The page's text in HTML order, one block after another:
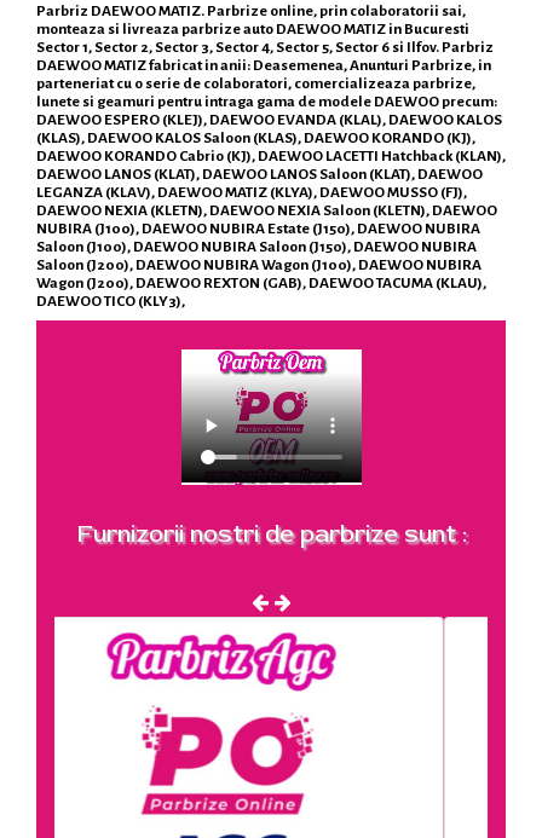
Parbriz DAEWOO MATIZ. Parbrize online, prin colaboratorii sai,
monteaza si livreaza parbrize auto DAEWOO MATIZ in Bucuresti
Sector 1, Sector 2, Sector 3, Sector 4, Sector 5, Sector 6 si Ilfov. Parbriz
DAEWOO MATIZ fabricat in anii: Deasemenea, Anunturi Parbrize, in
parteneriat cu o serie de colaboratori, comercializeaza parbrize,
lunete si geamuri pentru intraga gama de modele DAEWOO precum:
DAEWOO ESPERO (KLEJ), DAEWOO EVANDA (KLAL), DAEWOO KALOS
(KLAS), DAEWOO KALOS Saloon (KLAS), DAEWOO KORANDO (KJ),
DAEWOO KORANDO Cabrio (KJ), DAEWOO LACETTI Hatchback (KLAN),
DAEWOO LANOS (KLAT), DAEWOO LANOS Saloon (KLAT), DAEWOO
LEGANZA (KLAV), DAEWOO MATIZ (KLYA), DAEWOO MUSSO (FJ),
DAEWOO NEXIA (KLETN), DAEWOO NEXIA Saloon (KLETN), DAEWOO
NUBIRA (J100), DAEWOO NUBIRA Estate (J150), DAEWOO NUBIRA
Saloon (J100), DAEWOO NUBIRA Saloon (J150), DAEWOO NUBIRA
Saloon (J200), DAEWOO NUBIRA Wagon (J100), DAEWOO NUBIRA
Wagon (J200), DAEWOO REXTON (GAB), DAEWOO TACUMA (KLAU),
DAEWOO TICO (KLY3),
Furnizorii nostri de parbrize sunt :